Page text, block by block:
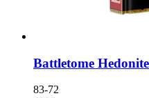
Battletome
83-72